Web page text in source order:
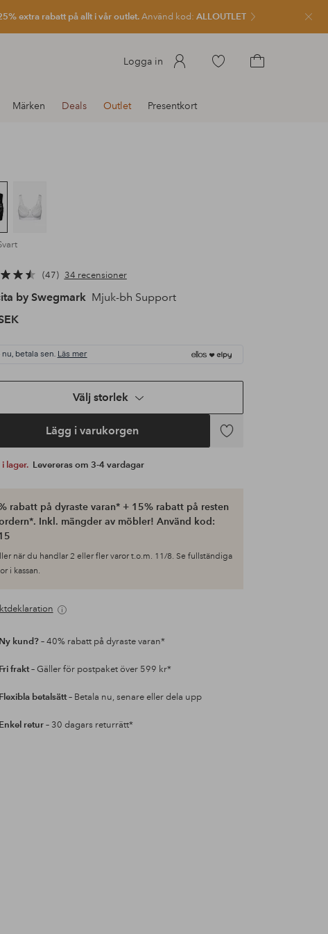
extra rabatt på allt i vår outlet.Använd kod: ALLOUTLET
Logga in
Gå
Märken Deals Outlet Presentkort
47 34 recensioner
by Swegmark Mjuk-bh Support
nu, betala sen. Läs mer
Välj storlek
Lägg i varukorgen
Lägg
i lager. Levereras om 3-4 vardagar
rabatt på dyraste varan* + 15% rabatt på resten
Inkl. mängder av möbler! Använd kod:
när du handlar 2 eller fler varor t.o.m. 11/8. Se fullständiga
i kassan.
Ny kund?– 40% rabatt på dyraste varan*
Fri frakt– Gäller för postpaket över 599 kr*
Flexibla betalsätt– Betala nu, senare eller dela upp
Enkel retur– 30 dagars returrätt*